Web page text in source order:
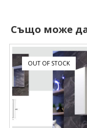
Също може
OUT OF STOCK